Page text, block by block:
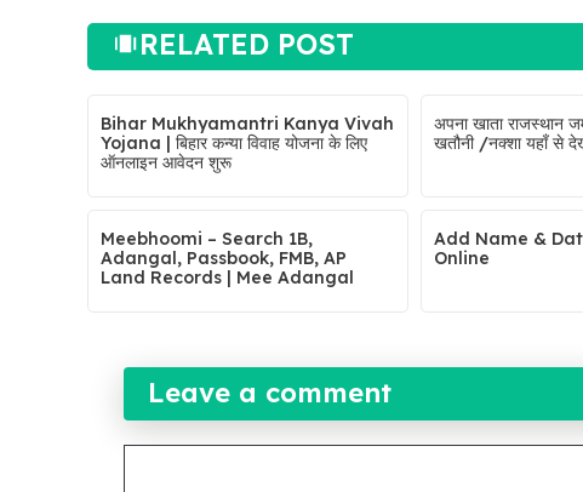
RELATED POST
Bihar Mukhyamantri Kanya Vivah
Yojana | बिहार कन्या विवाह योजना के लिए
ऑनलाइन आवेदन शुरू
अपना खाता राजस्थान
खतौनी /नक्शा यहाँ से
Meebhoomi – Search 1B,
Adangal, Passbook, FMB, AP
Land Records | Mee Adangal
Add Name &
Online
Leave a comment